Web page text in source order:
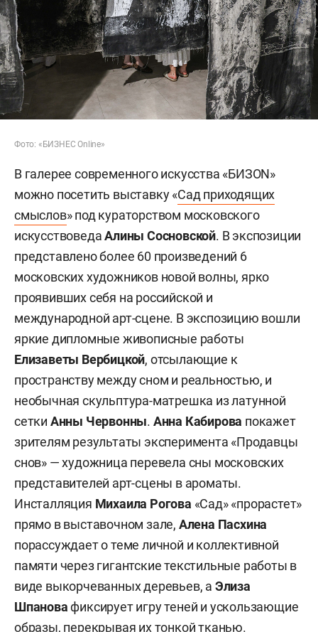
Фото: «БИЗНЕС Online»
В галерее современного искусства «БИЗОN»
можно посетить выставку «Сад приходящих
смыслов» под кураторством московского
искусствоведаАлины Сосновской. В экспозиции
представлено более 60 произведений 6
московских художников новой волны, ярко
проявивших себя на российской и
международной арт-сцене. В экспозицию вошли
яркие дипломные живописные работы
Елизаветы Вербицкой, отсылающие к
пространству между сном и реальностью, и
необычная скульптура-матрешка из латунной
сетки Анны Червонны. Анна Кабирова покажет
зрителям результаты эксперимента «Продавцы
снов» — художница перевела сны московских
представителей арт-сцены в ароматы.
Инсталляция Михаила Рогова «Сад» «прорастет»
прямо в выставочном зале, Алена Пасхина
порассуждает о теме личной и коллективной
памяти через гигантские текстильные работы в
виде выкорчеванных деревьев, а Элиза
Шпанова фиксирует игру теней и ускользающие
образы, перекрывая их тонкой тканью.